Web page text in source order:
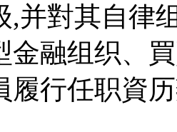
,并對其自律
金融组织、
履行任职資